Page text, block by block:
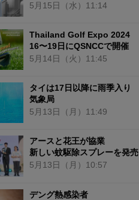
5月15日 （水） 11:14
Thailand Golf Expo 2024
16〜19日にQSNCCで開催
5月14日 （火） 11:45
タイは17日以降に雨季入り
気象局
5月13日 （月） 11:49
アースと花王が協業
新しい蚊駆除スプレーを発売
5月13日 （月） 10:57
デング熱感染者